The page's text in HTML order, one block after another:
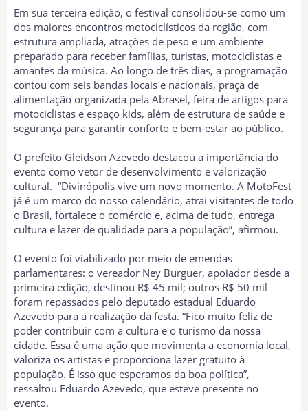
Em sua terceira edição, o festival consolidou-se como um
dos maiores encontros motociclísticos da região, com
estrutura ampliada, atrações de peso e um ambiente
preparado para receber famílias, turistas, motociclistas e
amantes da música. Ao longo de três dias, a programação
contou com seis bandas locais e nacionais, praça de
alimentação organizada pela Abrasel, feira de artigos para
motociclistas e espaço kids, além de estrutura de saúde e
segurança para garantir conforto e bem-estar ao público.
O prefeito Gleidson Azevedo destacou a importância do
evento como vetor de desenvolvimento e valorização
cultural. “Divinópolis vive um novo momento. A MotoFest
já é um marco do nosso calendário, atrai visitantes de todo
o Brasil, fortalece o comércio e, acima de tudo, entrega
cultura e lazer de qualidade para a população”, afirmou.
O evento foi viabilizado por meio de emendas
parlamentares: o vereador Ney Burguer, apoiador desde a
primeira edição, destinou R$ 45 mil; outros R$ 50 mil
foram repassados pelo deputado estadual Eduardo
Azevedo para a realização da festa. “Fico muito feliz de
poder contribuir com a cultura e o turismo da nossa
cidade. Essa é uma ação que movimenta a economia local,
valoriza os artistas e proporciona lazer gratuito à
população. É isso que esperamos da boa política”,
ressaltou Eduardo Azevedo, que esteve presente no
evento.